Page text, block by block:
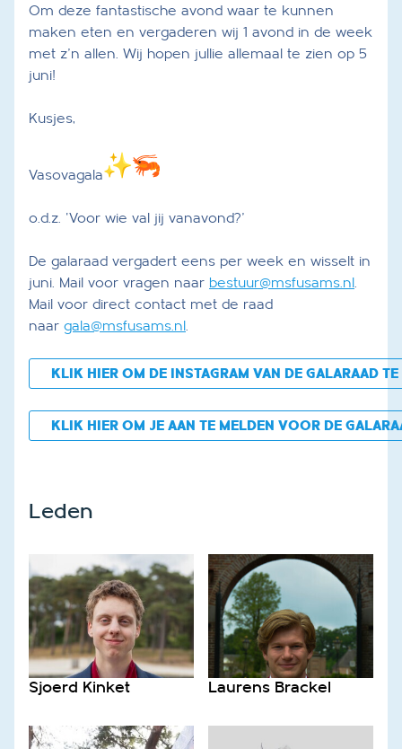
Om deze fantastische avond waar te kunnen
maken eten en vergaderen wij 1 avond in de week
met z’n allen. Wij hopen jullie allemaal te zien op 5
juni!
Kusjes,
Vasovagala
o.d.z. ‘Voor wie val jij vanavond?’
De galaraad vergadert eens per week en wisselt in
juni. Mail voor vragen naar bestuur@msfusams.nl.
Mail voor direct contact met de raad
naar gala@msfusams.nl.
KLIK HIER OM DE INSTAGRAM VAN DE GALARAAD
KLIK HIER OM JE AAN TE MELDEN VOOR DE
Leden
Sjoerd Kinket Laurens Brackel